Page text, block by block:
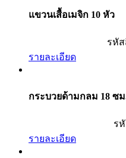
แขวนเสื้อเมจิก 10 หัว
รหัส
รายละเอียด
กระบวยด้ามกลม 18 ซ
ร
รายละเอียด